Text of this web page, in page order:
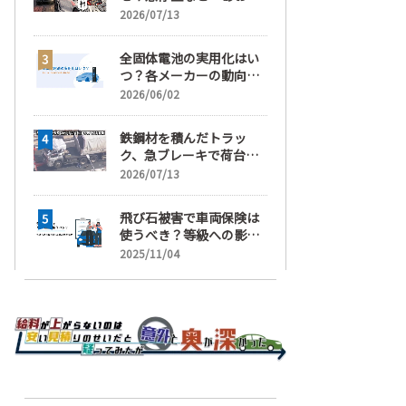
運転」の疑い
2026/07/13
全固体電池の実用化はい
つ？各メーカーの動向と
EVの買い時を解説
2026/06/02
鉄鋼材を積んだトラッ
ク、急ブレーキで荷台が
崩れ、運転手が鉄鋼材に
2026/07/13
飛び石被害で車両保険は
使うべき？等級への影響
と賢い判断基準を解説
2025/11/04